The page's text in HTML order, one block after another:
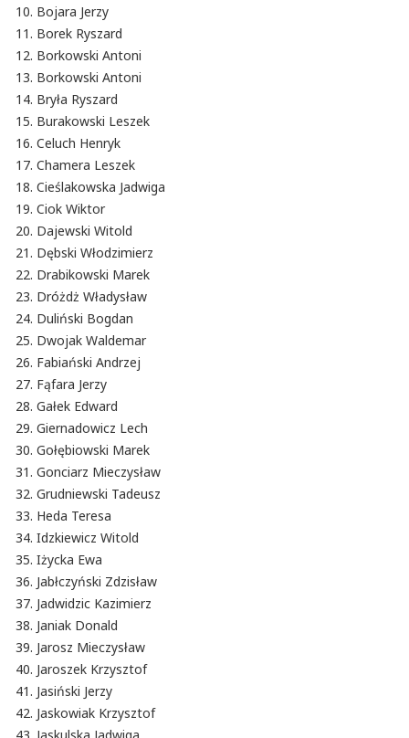
Bojara Jerzy
Borek Ryszard
Borkowski Antoni
Borkowski Antoni
Bryła Ryszard
Burakowski Leszek
Celuch Henryk
Chamera Leszek
Cieślakowska Jadwiga
Ciok Wiktor
Dajewski Witold
Dębski Włodzimierz
Drabikowski Marek
Dróżdż Władysław
Duliński Bogdan
Dwojak Waldemar
Fabiański Andrzej
Fąfara Jerzy
Gałek Edward
Giernadowicz Lech
Gołębiowski Marek
Gonciarz Mieczysław
Grudniewski Tadeusz
Heda Teresa
Idzkiewicz Witold
Iżycka Ewa
Jabłczyński Zdzisław
Jadwidzic Kazimierz
Janiak Donald
Jarosz Mieczysław
Jaroszek Krzysztof
Jasiński Jerzy
Jaskowiak Krzysztof